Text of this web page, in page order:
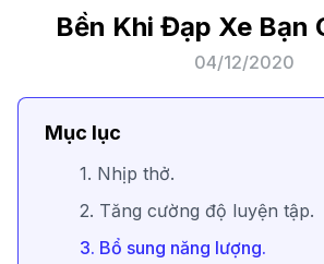
Bền Khi Đạp Xe Bạn
04/12/2020
Mục lục
1. Nhịp thở.
2. Tăng cường độ luyện tập.
3. Bổ sung năng lượng.